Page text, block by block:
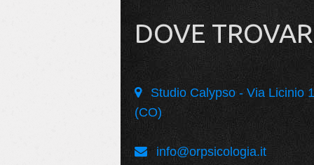
DOVE
Studio Calypso - Via Licinio
(CO)
info@orpsicologia.it